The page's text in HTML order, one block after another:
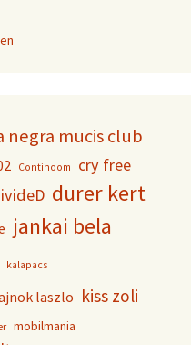
negra mucis club
Continoom cry free
durer kert
jankai bela
kalapacs
laszlo kiss zoli
mobilmania